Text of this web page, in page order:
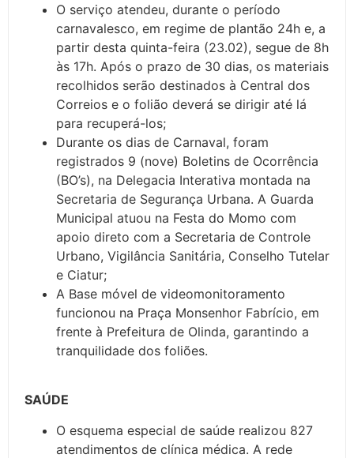
O serviço atendeu, durante o período
carnavalesco, em regime de plantão 24h e, a
partir desta quinta-feira (23.02), segue de 8h
às 17h. Após o prazo de 30 dias, os materiais
recolhidos serão destinados à Central dos
Correios e o folião deverá se dirigir até lá
para recuperá-los;
Durante os dias de Carnaval, foram
registrados 9 (nove) Boletins de Ocorrência
(BO’s), na Delegacia Interativa montada na
Secretaria de Segurança Urbana. A Guarda
Municipal atuou na Festa do Momo com
apoio direto com a Secretaria de Controle
Urbano, Vigilância Sanitária, Conselho Tutelar
e Ciatur;
A Base móvel de videomonitoramento
funcionou na Praça Monsenhor Fabrício, em
frente à Prefeitura de Olinda, garantindo a
tranquilidade dos foliões.
SAÚDE
O esquema especial de saúde realizou 827
atendimentos de clínica médica. A rede